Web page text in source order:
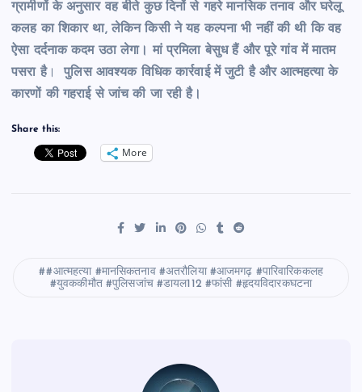
ग्रामीणों के अनुसार वह बीते कुछ दिनों से गहरे मानसिक तनाव और घरेलू
कलह का शिकार था, लेकिन किसी ने यह कल्पना भी नहीं की थी कि वह
ऐसा दर्दनाक कदम उठा लेगा। मां प्रमिला बेसुध हैं और पूरे गांव में मातम
पसरा है।पुलिस आवश्यक विधिक कार्रवाई में जुटी है और आत्महत्या के
कारणों की गहराई से जांच की जा रही है।
Share this:
More
#आत्महत्या #मानसिकतनाव #अतरौलिया #आजमगढ़ #पारिवारिककलह
#युवककीमौत #पुलिसजांच #डायल112 #फांसी #हृदयविदारकघटना